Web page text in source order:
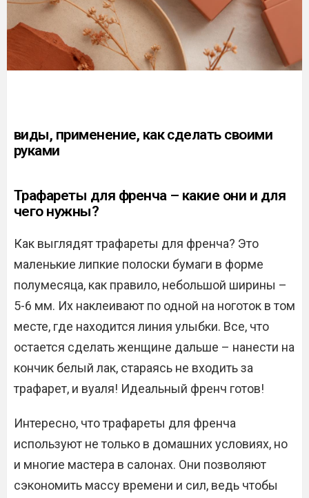
виды, применение, как сделать своими
руками
Трафареты для френча – какие они и для
чего нужны?
Как выглядят трафареты для френча? Это
маленькие липкие полоски бумаги в форме
полумесяца, как правило, небольшой ширины –
5-6 мм. Их наклеивают по одной на ноготок в том
месте, где находится линия улыбки. Все, что
остается сделать женщине дальше – нанести на
кончик белый лак, стараясь не входить за
трафарет, и вуаля! Идеальный френч готов!
Интересно, что трафареты для френча
используют не только в домашних условиях, но
и многие мастера в салонах. Они позволяют
сэкономить массу времени и сил, ведь чтобы